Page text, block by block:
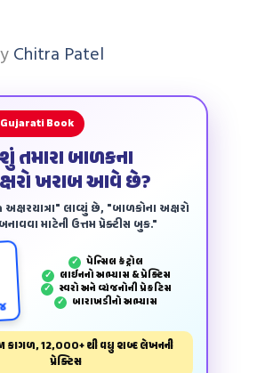
Chitra Patel
Book
શું તમારા બાળકના
ખરાબ આવે છે?
લાવ્યું છે, "બાળકોના અક્ષરો
માટેની ઉત્તમ પ્રેક્ટીસ બુક."
✓ પેન્‍સિલ કંટ્રોલ
✓ લાઈનનો અભ્યાસ & પ્રેક્ટિસ
✓ સ્વરો અને વ્યંજનોની પ્રેકટિસ
✓ બારાખડીનો અભ્યાસ
કાગળ, 12,000+ થી વધુ શબ્દ લેખનની
પ્રેક્ટિસ